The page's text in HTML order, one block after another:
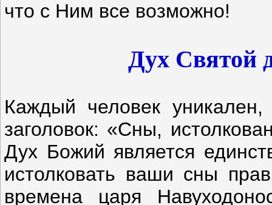
что с Ним все возможно!
Дух Святой
Каждый человек
заголовок: «Сны,
Дух Божий является
истолковать ваши сны
времена царя